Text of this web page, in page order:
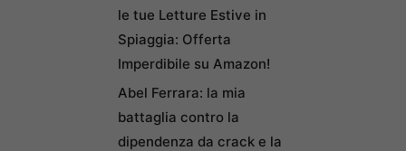
le tue Letture Estive in
Spiaggia: Offerta
Imperdibile su Amazon!
Abel Ferrara: la mia
battaglia contro la
dipendenza da crack e la